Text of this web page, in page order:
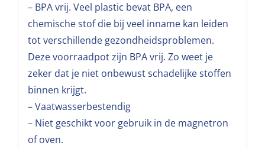
– BPA vrij. Veel plastic bevat BPA, een
chemische stof die bij veel inname kan leiden
tot verschillende gezondheidsproblemen.
Deze voorraadpot zijn BPA vrij. Zo weet je
zeker dat je niet onbewust schadelijke stoffen
binnen krijgt.
– Vaatwasserbestendig
– Niet geschikt voor gebruik in de magnetron
of oven.